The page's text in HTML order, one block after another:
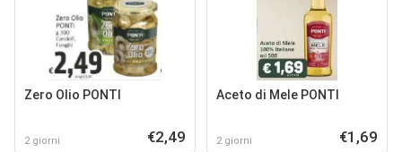
Zero Olio PONTI
2 giorni €2,49
Aceto di Mele PONTI
2 giorni €1,69